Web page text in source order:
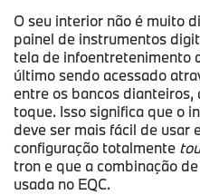
O seu interior não é muito
painel de instrumentos
tela de infoentretenimento
último sendo acessado
entre os bancos dianteiros,
toque. Isso significa que o
deve ser mais fácil de usar
configuração totalmente
tron e que a combinação
usada no EQC.